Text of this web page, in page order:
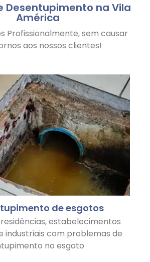
Desentupimento na Vila
América
Profissionalmente, sem causar
aos nossos clientes!
de esgotos
estabelecimentos
industriais com problemas de
no esgoto